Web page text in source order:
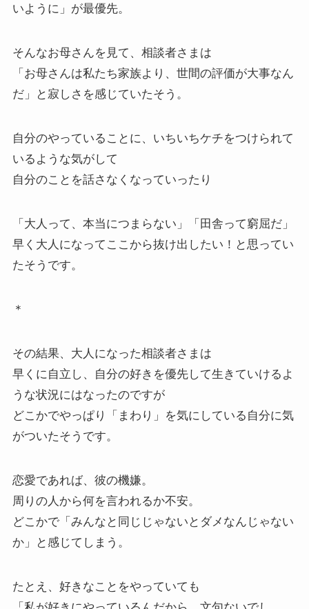
いように」が最優先。
そんなお母さんを見て、相談者さまは
「お母さんは私たち家族より、世間の評価が大事なん
だ」と寂しさを感じていたそう。
自分のやっていることに、いちいちケチをつけられて
いるような気がして
自分のことを話さなくなっていったり
「大人って、本当につまらない」「田舎って窮屈だ」
早く大人になってここから抜け出したい！と思ってい
たそうです。
＊
その結果、大人になった相談者さまは
早くに自立し、自分の好きを優先して生きていけるよ
うな状況にはなったのですが
どこかでやっぱり「まわり」を気にしている自分に気
がついたそうです。
恋愛であれば、彼の機嫌。
周りの人から何を言われるか不安。
どこかで「みんなと同じじゃないとダメなんじゃない
か」と感じてしまう。
たとえ、好きなことをやっていても